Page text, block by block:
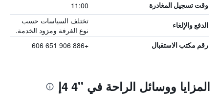
وقت تسجيل المغادرة 11:00
الدفع والإلغاء
تختلف السياسات حسب
نوع الغرفة ومزود الخدمة.
رقم مكتب الاستقبال +886 906 651 606
المزايا ووسائل الراحة في ''4 4إ